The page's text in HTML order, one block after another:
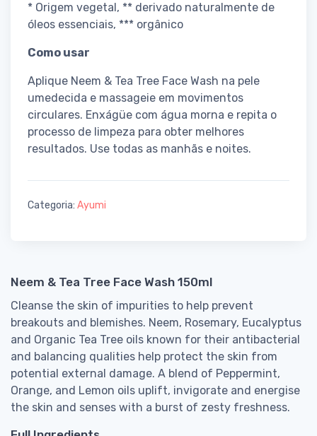
* Origem vegetal, ** derivado naturalmente de
óleos essenciais, *** orgânico
Como usar
Aplique Neem & Tea Tree Face Wash na pele
umedecida e massageie em movimentos
circulares. Enxágüe com água morna e repita o
processo de limpeza para obter melhores
resultados. Use todas as manhãs e noites.
Categoria: Ayumi
Neem & Tea Tree Face Wash 150ml
Cleanse the skin of impurities to help prevent
breakouts and blemishes. Neem, Rosemary, Eucalyptus
and Organic Tea Tree oils known for their antibacterial
and balancing qualities help protect the skin from
potential external damage. A blend of Peppermint,
Orange, and Lemon oils uplift, invigorate and energise
the skin and senses with a burst of zesty freshness.